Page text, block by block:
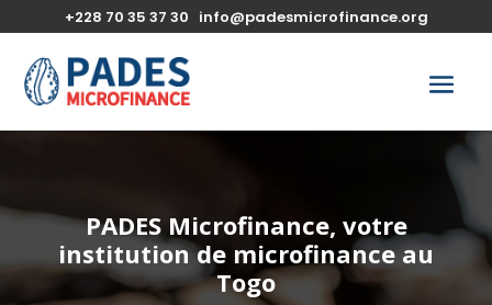
+228 70 35 37 30 info@padesmicrofinance.org
PADES Microfinance, votre
institution de microfinance au
Togo